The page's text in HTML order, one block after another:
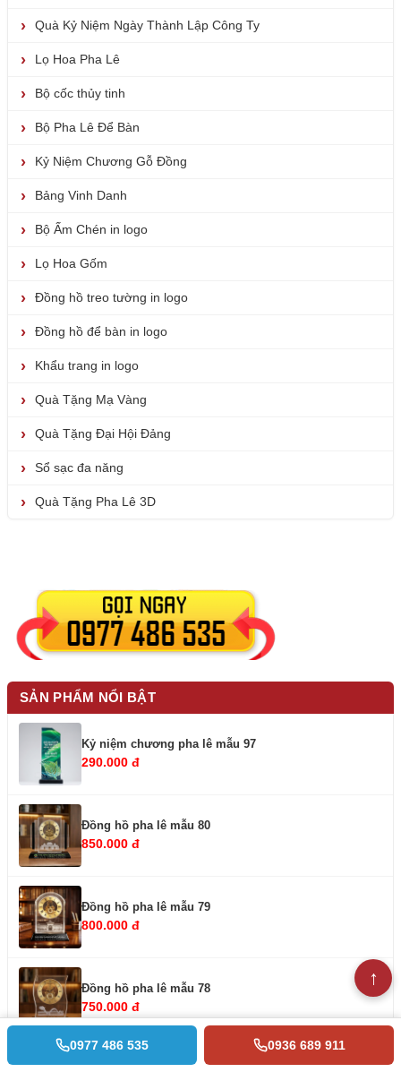
Quà Kỷ Niệm Ngày Thành Lập Công Ty
Lọ Hoa Pha Lê
Bộ cốc thủy tinh
Bộ Pha Lê Để Bàn
Kỷ Niệm Chương Gỗ Đồng
Bảng Vinh Danh
Bộ Ấm Chén in logo
Lọ Hoa Gốm
Đồng hồ treo tường in logo
Đồng hồ để bàn in logo
Khẩu trang in logo
Quà Tặng Mạ Vàng
Quà Tặng Đại Hội Đảng
Sổ sạc đa năng
Quà Tặng Pha Lê 3D
SẢN PHẨM NỔI BẬT
Kỷ niệm chương pha lê mẫu 97
290.000 đ
Đồng hồ pha lê mẫu 80
850.000 đ
Đồng hồ pha lê mẫu 79
800.000 đ
Đồng hồ pha lê mẫu 78
750.000 đ
0977 486 535 0936 689 911